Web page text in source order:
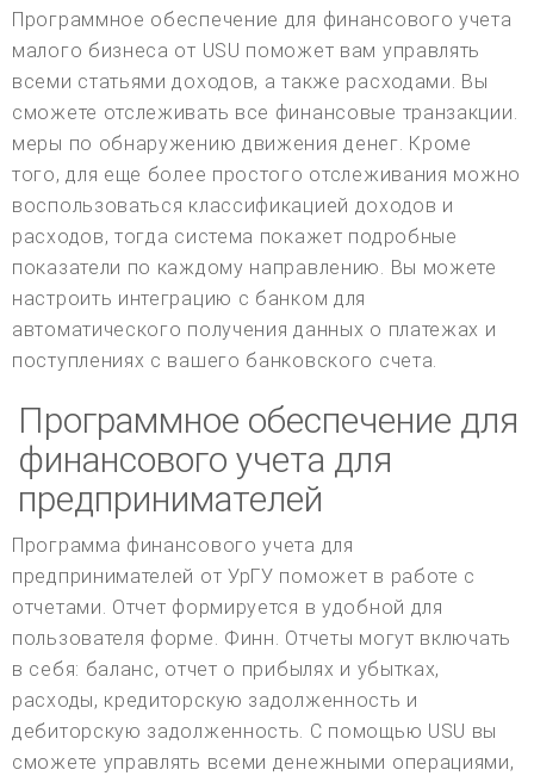
Программное обеспечение для финансового учета
малого бизнеса от USU поможет вам управлять
всеми статьями доходов, а также расходами. Вы
сможете отслеживать все финансовые транзакции.
меры по обнаружению движения денег. Кроме
того, для еще более простого отслеживания можно
воспользоваться классификацией доходов и
расходов, тогда система покажет подробные
показатели по каждому направлению. Вы можете
настроить интеграцию с банком для
автоматического получения данных о платежах и
поступлениях с вашего банковского счета.
Программное обеспечение для
финансового учета для
предпринимателей
Программа финансового учета для
предпринимателей от УрГУ поможет в работе с
отчетами. Отчет формируется в удобной для
пользователя форме. Финн. Отчеты могут включать
в себя: баланс, отчет о прибылях и убытках,
расходы, кредиторскую задолженность и
дебиторскую задолженность. С помощью USU вы
сможете управлять всеми денежными операциями,